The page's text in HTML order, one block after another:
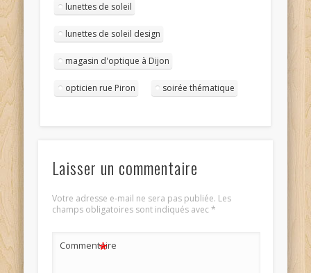
lunettes de soleil
lunettes de soleil design
magasin d'optique à Dijon
opticien rue Piron soirée thématique
Laisser un commentaire
Votre adresse e-mail ne sera pas publiée. Les
champs obligatoires sont indiqués avec*
Commentaire
*